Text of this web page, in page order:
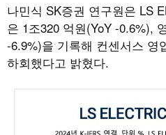
나민식 SK증권 연구원은 LS
은 1조320 억원(YoY -0.6%),
-6.9%)을 기록해 컨센서스 영
하회했다고 밝혔다.